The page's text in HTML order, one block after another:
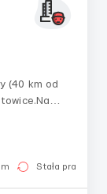
studenta
Stała praca